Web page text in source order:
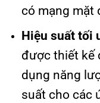
có mạng mặt
Hiệu suất tối
được thiết kế
dụng năng
suất cho các